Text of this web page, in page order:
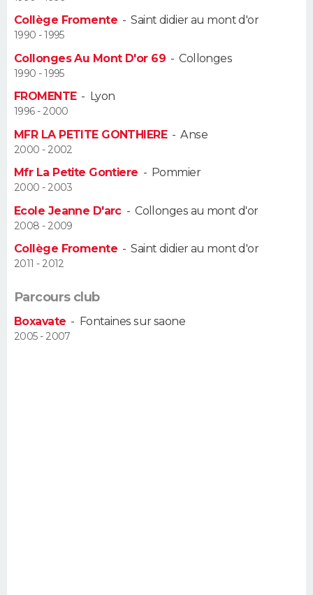
Alimentation
Guide de la santé
Maladies
Médicaments
Sommeil
VOYAGE
Destinations
City break
Voyage nature
Voyage de noces
Forum
Climat
+
PHOTO
GUIDES D'ACHAT
BONS PLANS
Carte de Noël
Carte Bonne année
Carte Saint-Valentin
Carte Pâques
Carte d'anniversaire
Dictionnaire
Biographies
Citations
Expressions
Proverbes
PROGRAMME TV
COPAINS D'AVANT
AVIS DE DÉCÈS
FORUM
Collège Fromente -Saint didier au mont d'or
1990 - 1995
Collonges Au Mont D'or 69 -Collonges
1990 - 1995
FROMENTE- Lyon
1996 - 2000
MFR LA PETITE GONTHIERE-Anse
2000 - 2002
Mfr La Petite Gontiere - Pommier
2000 - 2003
Ecole Jeanne D'arc-Collonges au mont d'or
2008 - 2009
Collège Fromente -Saint didier au mont d'or
2011 - 2012
Parcours club
Boxavate - Fontaines sur saone
2005 - 2007